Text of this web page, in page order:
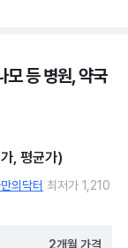
모 등 병원, 약국
, 평균가)
의닥터 최저가 1,210
2개월 가격